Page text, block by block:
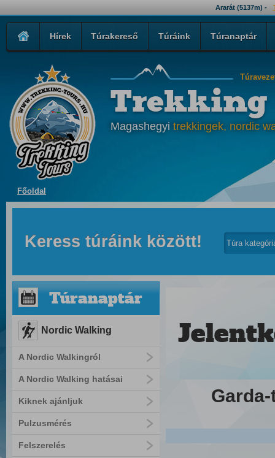
Ararát (5137m) -
Hírek Túrakereső Túráink Túranaptár
Trekking
Magashegyi trekkingek, nordic
Főoldal
Keress túráink között!
Túranaptár
Nordic Walking
A Nordic Walkingról
A Nordic Walking hatásai
Kiknek ajánljuk
Pulzusmérés
Felszerelés